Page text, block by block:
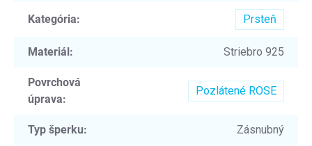
Kategória: Prsteň
Materiál: Striebro 925
Povrchová
úprava:
Pozlátené ROSE
Typ šperku: Zásnubný